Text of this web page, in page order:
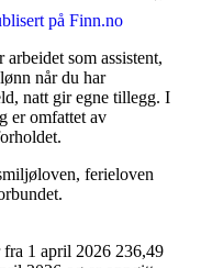
på Finn.no
som assistent,
når du har
natt gir egne tillegg. I
er omfattet av
ferieloven
fra 1 april 2026 236,49